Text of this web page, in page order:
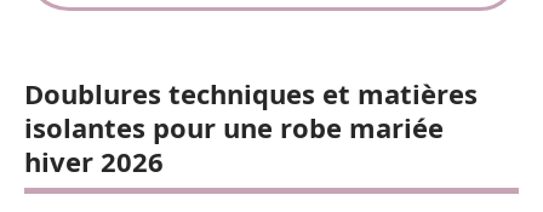
Doublures techniques et matières
isolantes pour une robe mariée
hiver 2026